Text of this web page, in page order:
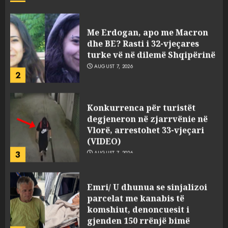
2
Me Erdogan, apo me Macron
dhe BE? Rasti i 32-vjeçares
turke vë në dilemë Shqipërinë
AUGUST 7, 2026
3
Konkurrenca për turistët
degjeneron në zjarrvënie në
Vlorë, arrestohet 33-vjeçari
(VIDEO)
AUGUST 7, 2026
Emri/ U dhunua se sinjalizoi
parcelat me kanabis të
komshiut, denoncuesit i
gjenden 150 rrënjë bimë